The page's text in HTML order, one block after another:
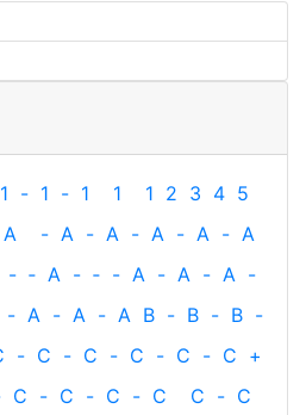
1 - 1 - 1 1 1 2 3 4 5
A - A - A - A - A - A
- ‐ A - ‐ - A - A - A -
- A - A - A B - B - B -
- C - C - C - C - C +
C - C - C - C C - C